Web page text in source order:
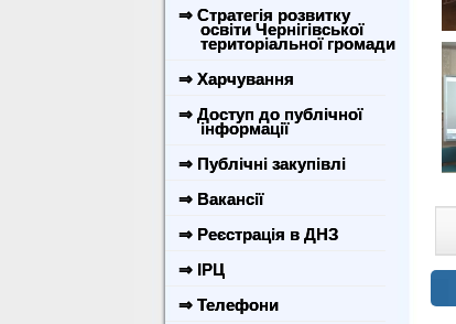
⇒ Стратегія розвитку
освіти Чернігівської
територіальної громади
⇒ Харчування
⇒ Доступ до публічної
інформації
⇒ Публічні закупівлі
⇒ Вакансії
⇒ Реєстрація в ДНЗ
⇒ ІРЦ
⇒ Телефони